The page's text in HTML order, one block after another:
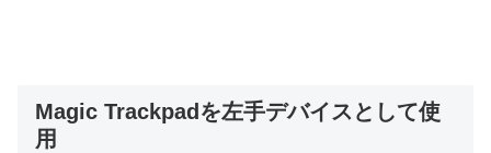
Magic Trackpadを左手デバイスとして使
用